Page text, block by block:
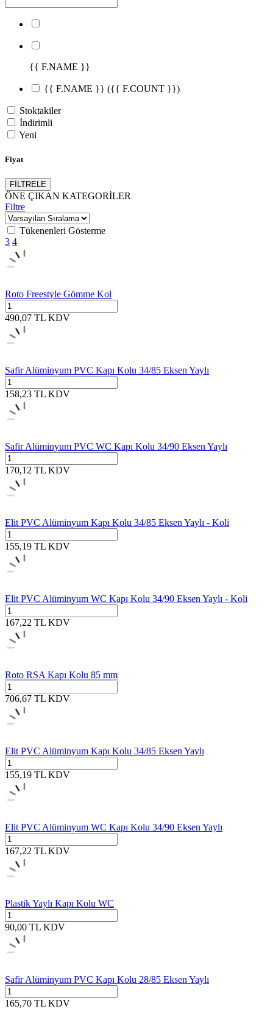
{{ F.NAME }}
{{ F.NAME }} ({{ F.COUNT }})
Stoktakiler
İndirimli
Yeni
Fiyat
FİLTRELE
ÖNE ÇIKAN KATEGORİLER
Filtre
Tükenenleri Gösterme
3 4
Roto Freestyle Gömme Kol
490,07 TL KDV
Safir Alüminyum PVC Kapı Kolu 34/85 Eksen Yaylı
158,23 TL KDV
Safir Alüminyum PVC WC Kapı Kolu 34/90 Eksen Yaylı
170,12 TL KDV
Elit PVC Alüminyum Kapı Kolu 34/85 Eksen Yaylı - Koli
155,19 TL KDV
Elit PVC Alüminyum WC Kapı Kolu 34/90 Eksen Yaylı - Koli
167,22 TL KDV
Roto RSA Kapı Kolu 85 mm
706,67 TL KDV
Elit PVC Alüminyum Kapı Kolu 34/85 Eksen Yaylı
155,19 TL KDV
Elit PVC Alüminyum WC Kapı Kolu 34/90 Eksen Yaylı
167,22 TL KDV
Plastik Yaylı Kapı Kolu WC
90,00 TL KDV
Safir Alüminyum PVC Kapı Kolu 28/85 Eksen Yaylı
165,70 TL KDV